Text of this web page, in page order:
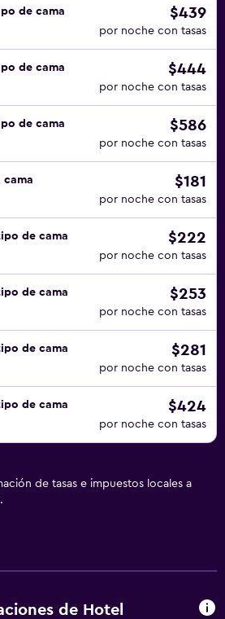
de cama
$439
por noche con tasas
de cama
$444
por noche con tasas
de cama
$586
por noche con tasas
cama
$181
por noche con tasas
de cama
$222
por noche con tasas
de cama
$253
por noche con tasas
de cama
$281
por noche con tasas
de cama
$424
por noche con tasas
de tasas e impuestos locales a
de Hotel